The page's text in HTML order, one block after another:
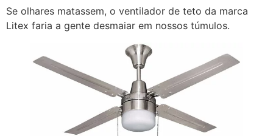
Se olhares matassem, o ventilador de teto da marca
Litex faria a gente desmaiar em nossos túmulos.